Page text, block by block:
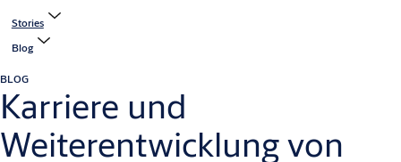
Stories
Blog
BLOG
Karriere und
Weiterentwicklung von